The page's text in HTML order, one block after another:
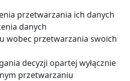
przetwarzania ich danych
danych
wobec przetwarzania swoich
decyzji opartej wyłącznie
przetwarzaniu